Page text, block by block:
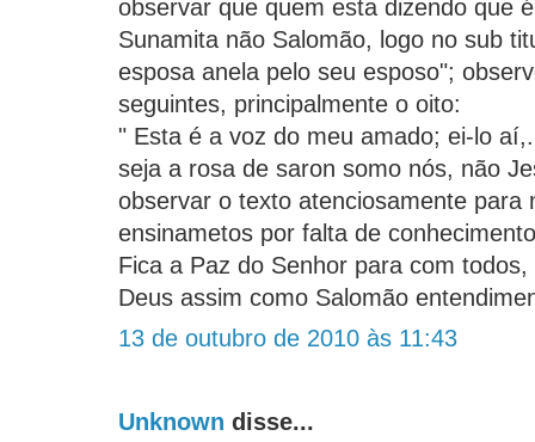
observar que quem esta dizendo que
Sunamita não Salomão, logo no sub
esposa anela pelo seu esposo";
seguintes, principalmente o oito:
" Esta é a voz do meu amado; ei-lo
seja a rosa de saron somo nós, não
observar o texto atenciosamente para
ensinametos por falta de
Fica a Paz do Senhor para com
Deus assim como Salomão
13 de outubro de 2010 às 11:43
Unknown disse...